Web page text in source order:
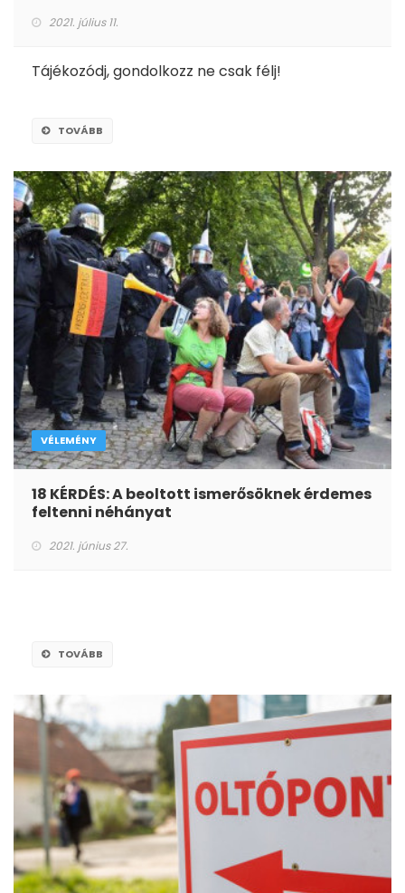
2021. július 11.
Tájékozódj, gondolkozz ne csak félj!
TOVÁBB
VÉLEMÉNY
18 KÉRDÉS: A beoltott ismerősöknek érdemes
feltenni néhányat
2021. június 27.
TOVÁBB